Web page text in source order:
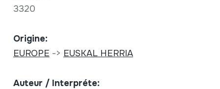
3320
Origine:
EUROPE -> EUSKAL HERRIA
Auteur / Interpréte: